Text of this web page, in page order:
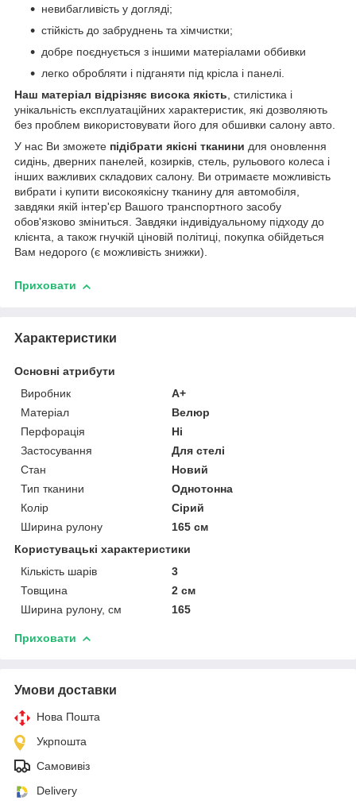
невибагливість у догляді;
стійкість до забруднень та хімчистки;
добре поєднується з іншими матеріалами оббивки
легко обробляти і підганяти під крісла і панелі.
Наш матеріал відрізняє висока якість, стилістика і
унікальність експлуатаційних характеристик, які дозволяють
без проблем використовувати його для обшивки салону авто.
У нас Ви зможете підібрати якісні тканини для оновлення
сидінь, дверних панелей, козирків, стель, рульового колеса і
інших важливих складових салону. Ви отримаєте можливість
вибрати і купити високоякісну тканину для автомобіля,
завдяки якій інтер'єр Вашого транспортного засобу
обов'язково зміниться. Завдяки індивідуальному підходу до
клієнта, а також гнучкій ціновій політиці, покупка обійдеться
Вам недорого (є можливість знижки).
Приховати
Характеристики
Основні атрибути
Виробник
A+
Матеріал
Велюр
Перфорація
Ні
Застосування
Для стелі
Стан
Новий
Тип тканини
Однотонна
Колір
Сірий
Ширина рулону
165 см
Користувацькі характеристики
Кількість шарів
3
Товщина
2 см
Ширина рулону, см
165
Приховати
Умови доставки
Нова Пошта
Укрпошта
Самовивіз
Delivery